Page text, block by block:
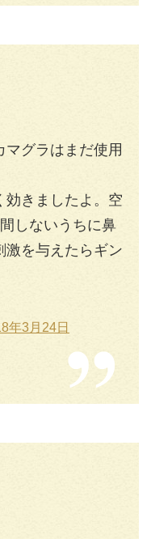
グラはまだ使用
効きましたよ。空
しないうちに鼻
激を与えたらギン
年3月24日